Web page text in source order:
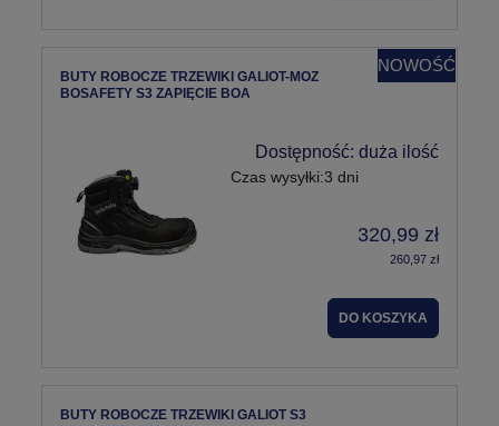
BUTY ROBOCZE TRZEWIKI GALIOT-MOZ
BOSAFETY S3 ZAPIĘCIE BOA
Dostępność: duża ilość
Czas wysyłki:3 dni
320,99 zł
260,97 zł
DO KOSZYKA
NOWOŚĆ
BUTY ROBOCZE TRZEWIKI GALIOT S3